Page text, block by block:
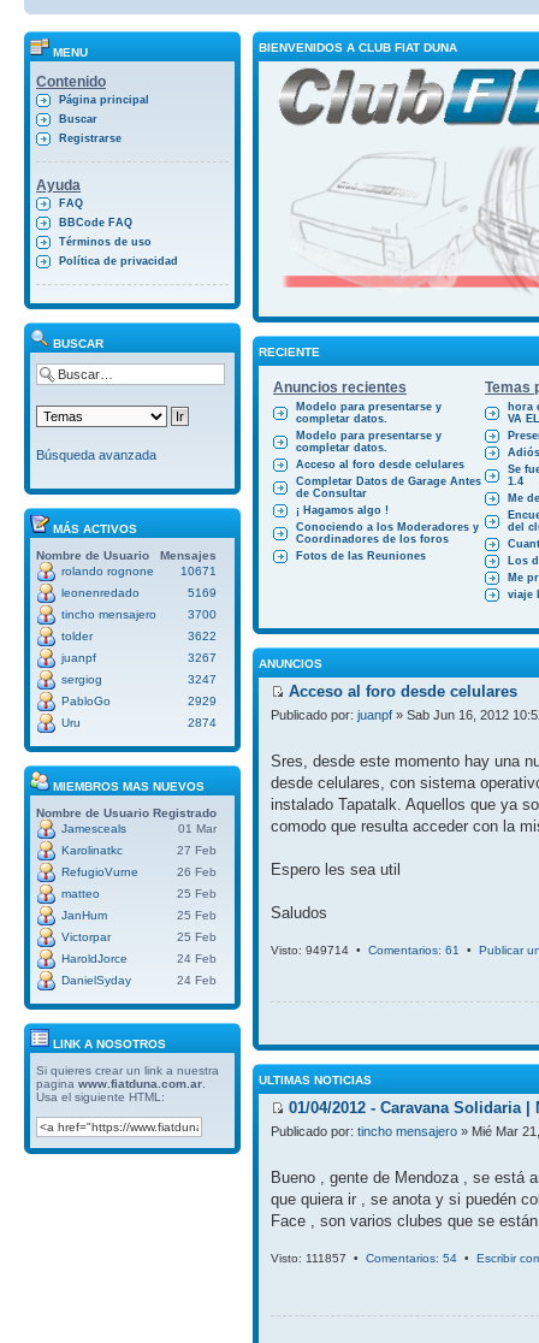
MENU
Contenido
Página principal
Buscar
Registrarse
Ayuda
FAQ
BBCode FAQ
Términos de uso
Política de privacidad
BUSCAR
Búsqueda avanzada
MÁS ACTIVOS
Nombre de Usuario
Mensajes
rolando rognone
10671
leonenredado
5169
tincho mensajero
3700
tolder
3622
juanpf
3267
sergiog
3247
PabloGo
2929
Uru
2874
MIEMBROS MAS NUEVOS
Nombre de Usuario Registrado
Jamesceals
01 Mar
Karolinatkc
27 Feb
RefugioVurne
26 Feb
matteo
25 Feb
JanHum
25 Feb
Victorpar
25 Feb
HaroldJorce
24 Feb
DanielSyday
24 Feb
LINK A NOSOTROS
Si quieres crear un link a nuestra
pagina www.fiatduna.com.ar
Usa el siguiente HTML:
BIENVENIDOS A CLUB FIAT DUNA
RECIENTE
Anuncios recientes Temas
Modelo para presentarse y
completar datos.
Modelo para presentarse y
completar datos.
Acceso al foro desde celulares
Completar Datos de Garage Antes
de Consultar
¡ Hagamos algo !
Conociendo a los Moderadores y
Coordinadores de los foros
Fotos de las Reuniones
hora
VA
Se
1.4
Me
del
Los
Me
viaje
ANUNCIOS
Acceso al foro desde celulares
Publicado por: juanpf » Sab Jun 16, 2012
Sres, desde este momento hay una
desde celulares, con sistema
instalado Tapatalk. Aquellos que ya
comodo que resulta acceder con la
Espero les sea util
Saludos
Visto: 949714 • Comentarios: 61 • Publicar
ULTIMAS NOTICIAS
01/04/2012 - Caravana Solidaria |
Publicado por: tincho mensajero » Mié Mar
Bueno , gente de Mendoza , se está
que quiera ir , se anota y si puedén
Face , son varios clubes que se
Visto: 111857 • Comentarios: 54 • Escribir